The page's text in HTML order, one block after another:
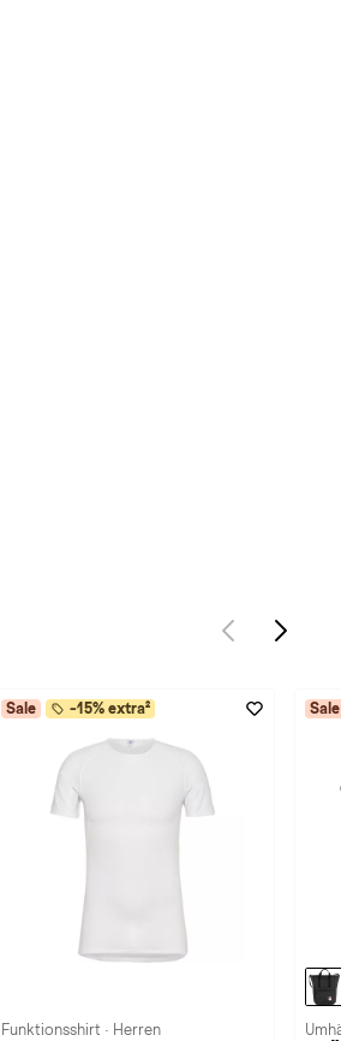
Sale -15% extra²
Funktionsshirt · Herren
Sale